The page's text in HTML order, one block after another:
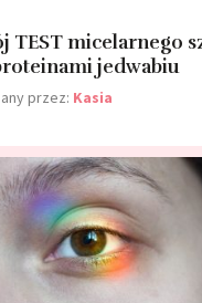
TEST micelarnego
jedwabiu
przez: Kasia